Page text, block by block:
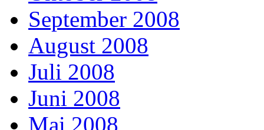
September 2008
August 2008
Juli 2008
Juni 2008
Mai 2008